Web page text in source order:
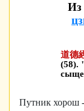
Из
道德
(58).
Путник хорош